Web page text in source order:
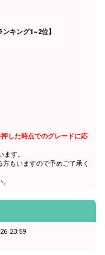
キング1~2位】
した時点でのグレードに応
す。
もいますので予めご了承く
23:59